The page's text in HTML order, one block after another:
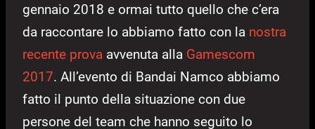
gennaio 2018 e ormai tutto quello che c’era
da raccontare lo abbiamo fatto con la nostra
recente prova avvenuta alla Gamescom
2017. All’evento di Bandai Namco abbiamo
fatto il punto della situazione con due
persone del team che hanno seguito lo